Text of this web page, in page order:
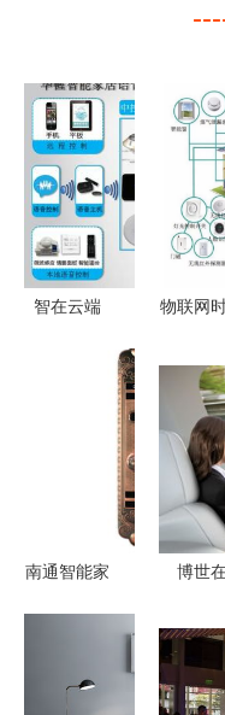
智在云端
物联网
与智能
设备的
对比
南通智能家
智能锁的指
博世
CES展
示未来